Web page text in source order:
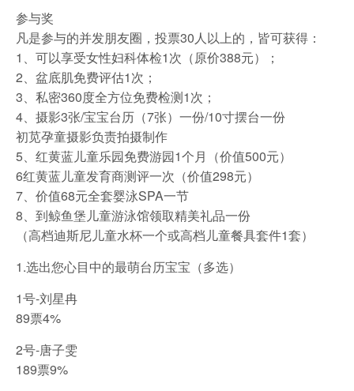
参与奖
凡是参与的并发朋友圈，投票30人以上的，皆可获得：
1、可以享受女性妇科体检1次（原价388元）；
2、盆底肌免费评估1次；
3、私密360度全方位免费检测1次；
4、摄影3张/宝宝台历（7张）一份/10寸摆台一份
初苋孕童摄影负责拍摄制作
5、红黄蓝儿童乐园免费游园1个月（价值500元）
6红黄蓝儿童发育商测评一次（价值298元）
7、价值68元全套婴泳SPA一节
8、到鲸鱼堡儿童游泳馆领取精美礼品一份
（高档迪斯尼儿童水杯一个或高档儿童餐具套件1套）
1.选出您心目中的最萌台历宝宝（多选）
1号-刘星冉
89票4%
2号-唐子雯
189票9%